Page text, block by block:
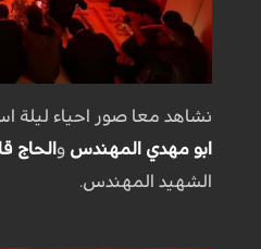
نشاهد معا صور احياء ليلة
ابو مهدي المهندس و الحاج
الشهيد المهندس.